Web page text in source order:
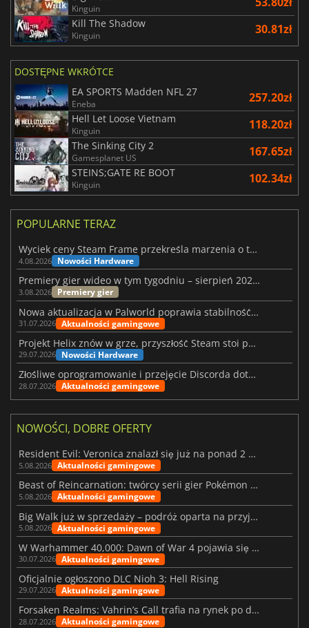
Kinguin
Kill The Shadow
Kinguin 30.81zł
DOSTĘPNE WKRÓTCE
EA SPORTS Madden NFL 27
Eneba 257.20zł
Hell Let Loose Vietnam
Kinguin 118.20zł
The Sinking City 2
Gamesplanet US 167.65zł
STEINS;GATE RE BOOT
Kinguin 102.34zł
POPULARNE TERAZ
Wyciek ceny Steam Frame przekreśla marzenia o tanim zestawie VR
4.08.2026 Nowości Hardware
Premiery gier wideo w tym tygodniu – sierpień 2026 r. (32. tydzień)
3.08.2026 Premiery gier
Nowa aktualizacja w Palworld poprawia stabilność Sunreach i walk z bossami
31.07.2026 Aktualności gamingowe
Projekt Helix znów w grze, przyszłość Steam stoi pod znakiem zapytania
29.07.2026 Nowości Hardware
Złośliwe oprogramowanie i przejęcie Discorda dotknęły Meccha Chameleon
28.07.2026 Aktualności gamingowe
NOWOŚCI, DOBRE OFERTY
Resident Evil: Veronica znalazł się już na ponad 2 milionach list życzeń
5.08.2026 Aktualności gamingowe
Beast of Reincarnation: twórcy serii gier Pokémon wkraczają na nową ścieżkę
5.08.2026 Aktualności gamingowe
Big Walk już w sprzedaży – podróż oparta na przyjaźni
5.08.2026 Aktualności gamingowe
W Warhammer 40,000: Dawn of War 4 pojawia się frakcja Nekronów
30.07.2026 Aktualności gamingowe
Oficjalnie ogłoszono DLC Nioh 3: Hell Rising
29.07.2026 Aktualności gamingowe
Forsaken Realms: Vahrin’s Call trafia na rynek po dziesięciu latach prac
28.07.2026 Aktualności gamingowe